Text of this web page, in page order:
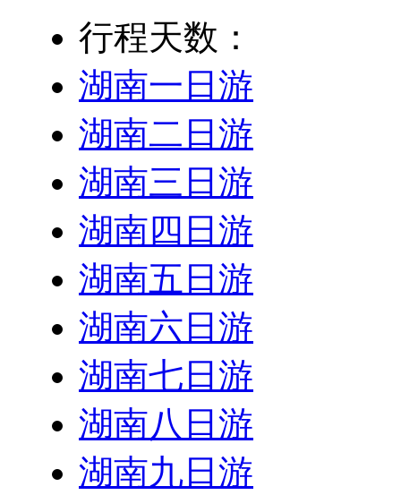
行程天数：
湖南一日游
湖南二日游
湖南三日游
湖南四日游
湖南五日游
湖南六日游
湖南七日游
湖南八日游
湖南九日游